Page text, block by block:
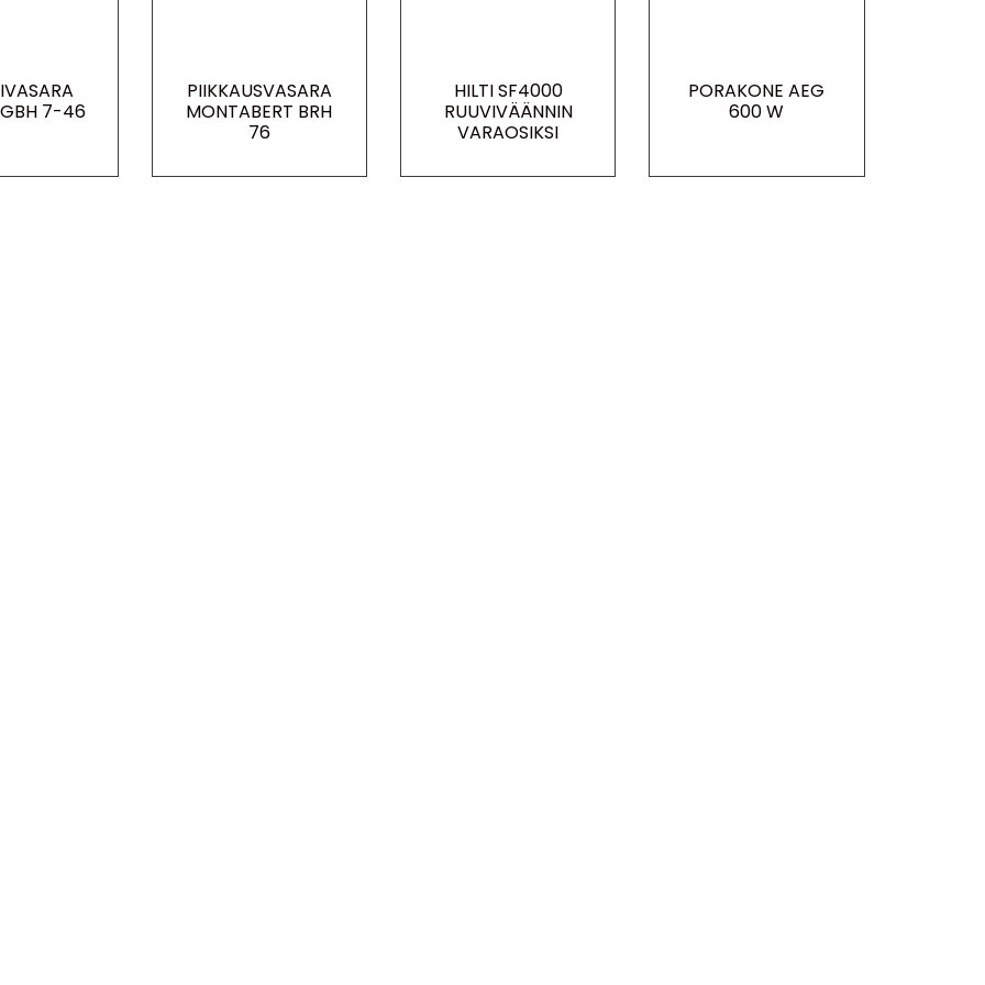
7-46
PIIKKAUSVASARA
MONTABERT BRH
76
HILTI SF4000
RUUVIVÄÄNNIN
VARAOSIKSI
PORAKONE AEG
600 W